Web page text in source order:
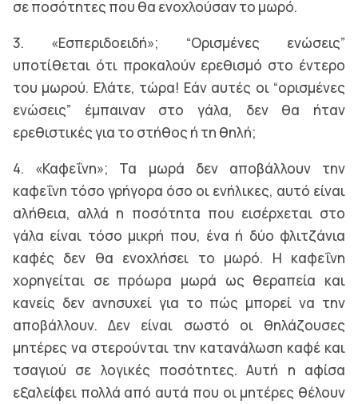
σε ποσότητες που θα ενοχλούσαν το μωρό.
3. «Εσπεριδοειδή»; “Ορισμένες ενώσεις”
υποτίθεται ότι προκαλούν ερεθισμό στο έντερο
του μωρού. Ελάτε, τώρα! Εάν αυτές οι “ορισμένες
ενώσεις” έμπαιναν στο γάλα, δεν θα ήταν
ερεθιστικές για το στήθος ή τη θηλή;
4. «Καφεΐνη»; Τα μωρά δεν αποβάλλουν την
καφεΐνη τόσο γρήγορα όσο οι ενήλικες, αυτό είναι
αλήθεια, αλλά η ποσότητα που εισέρχεται στο
γάλα είναι τόσο μικρή που, ένα ή δύο φλιτζάνια
καφές δεν θα ενοχλήσει το μωρό. Η καφεΐνη
χορηγείται σε πρόωρα μωρά ως θεραπεία και
κανείς δεν ανησυχεί για το πώς μπορεί να την
αποβάλλουν. Δεν είναι σωστό οι θηλάζουσες
μητέρες να στερούνται την κατανάλωση καφέ και
τσαγιού σε λογικές ποσότητες. Αυτή η αφίσα
εξαλείφει πολλά από αυτά που οι μητέρες θέλουν